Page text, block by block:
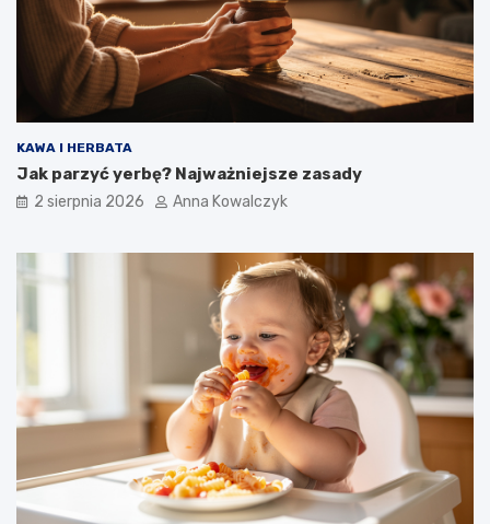
KAWA I HERBATA
Jak parzyć yerbę? Najważniejsze zasady
2 sierpnia 2026 Anna Kowalczyk